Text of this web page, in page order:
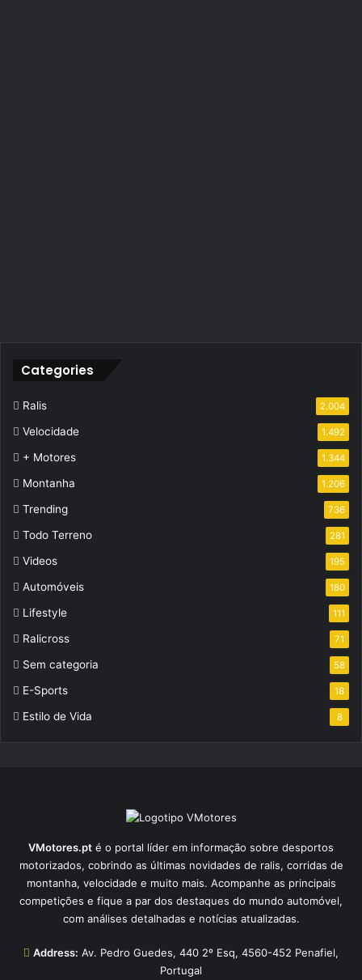
Categories
Ralis 2.004
Velocidade 1.492
+ Motores 1.344
Montanha 1.206
Trending 736
Todo Terreno 281
Videos 195
Automóveis 180
Lifestyle 111
Ralicross 71
Sem categoria 58
E-Sports 18
Estilo de Vida 8
VMotores.pt é o portal líder em informação sobre desportos
motorizados, cobrindo as últimas novidades de ralis, corridas de
montanha, velocidade e muito mais. Acompanhe as principais
competições e fique a par dos destaques do mundo automóvel,
com análises detalhadas e notícias atualizadas.
Address: Av. Pedro Guedes, 440 2º Esq, 4560-452 Penafiel,
Portugal